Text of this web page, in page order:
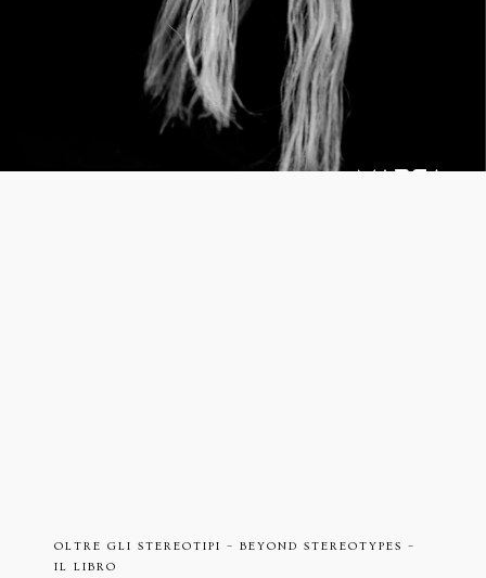
OLTRE GLI STEREOTIPI – BEYOND STEREOTYPES –
IL LIBRO